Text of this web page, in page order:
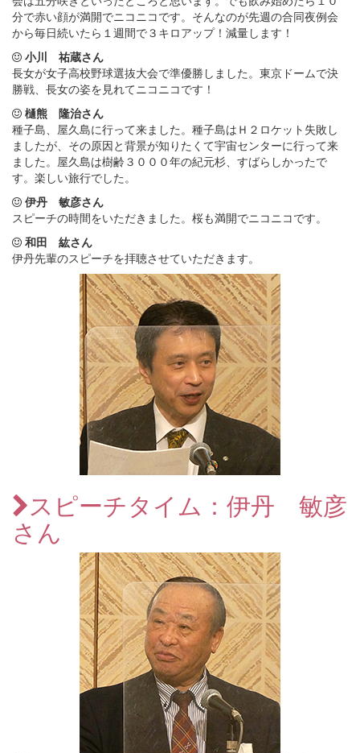
分で赤い顔が満開でニコニコです。そんなのが先週の合同夜例会
から毎日続いたら１週間で３キロアップ！減量します！
小川 祐蔵さん
長女が女子高校野球選抜大会で準優勝しました。東京ドームで決
勝戦、長女の姿を見れてニコニコです！
樋熊 隆治さん
種子島、屋久島に行って来ました。種子島はＨ２ロケット失敗し
ましたが、その原因と背景が知りたくて宇宙センターに行って来
ました。屋久島は樹齢３０００年の紀元杉、すばらしかったで
す。楽しい旅行でした。
伊丹 敏彦さん
スピーチの時間をいただきました。桜も満開でニコニコです。
和田 紘さん
伊丹先輩のスピーチを拝聴させていただきます。
スピーチタイム：伊丹 敏彦
さん